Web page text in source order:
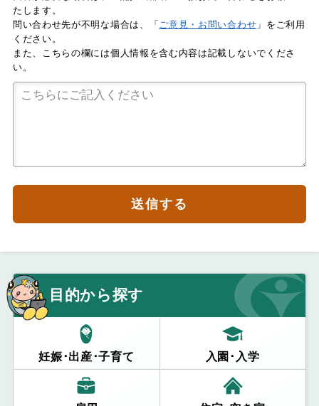
たします。
問い合わせ先が不明な場合は、「 ご意見・お問い合わせ 」をご利用
ください。
また、こちらの欄には個人情報を含む内容は記載しないでくださ
い。
送信する
目的から探す
妊娠･出産･子育て 入園･入学